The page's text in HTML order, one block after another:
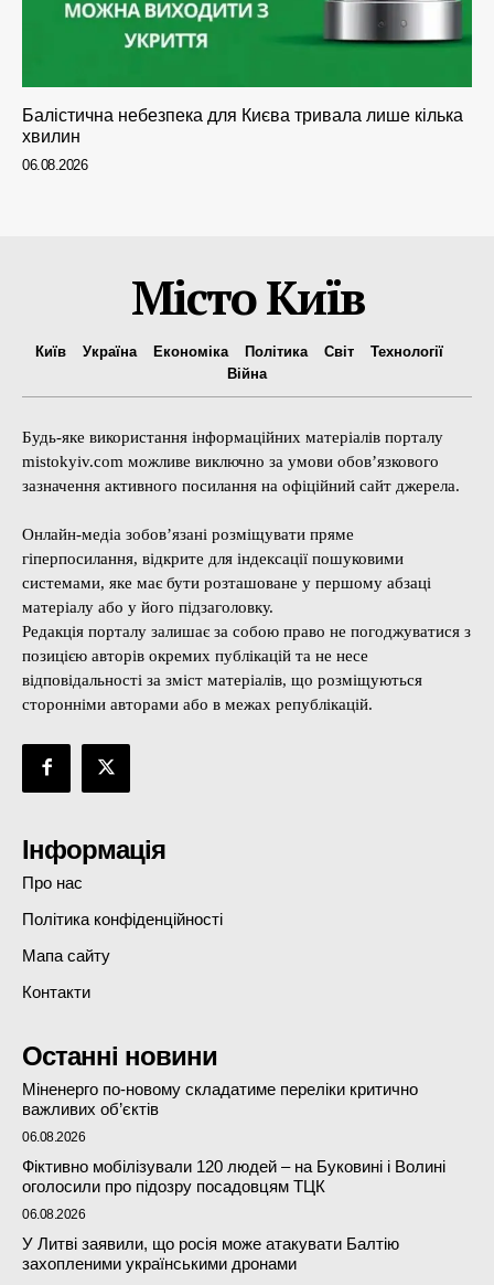
Балістична небезпека для Києва тривала лише кілька
хвилин
06.08.2026
Місто Київ
Київ Україна Економіка Політика Світ
Технології
Війна
Будь-яке використання інформаційних матеріалів порталу
mistokyiv.com можливе виключно за умови обов’язкового
зазначення активного посилання на офіційний сайт джерела.
Онлайн-медіа зобов’язані розміщувати пряме
гіперпосилання, відкрите для індексації пошуковими
системами, яке має бути розташоване у першому абзаці
матеріалу або у його підзаголовку.
Редакція порталу залишає за собою право не погоджуватися з
позицією авторів окремих публікацій та не несе
відповідальності за зміст матеріалів, що розміщуються
сторонніми авторами або в межах републікацій.
Інформація
Про нас
Політика конфіденційності
Мапа сайту
Контакти
Останні новини
Міненерго по-новому складатиме переліки критично
важливих об’єктів
06.08.2026
Фіктивно мобілізували 120 людей – на Буковині і Волині
оголосили про підозру посадовцям ТЦК
06.08.2026
У Литві заявили, що росія може атакувати Балтію
захопленими українськими дронами